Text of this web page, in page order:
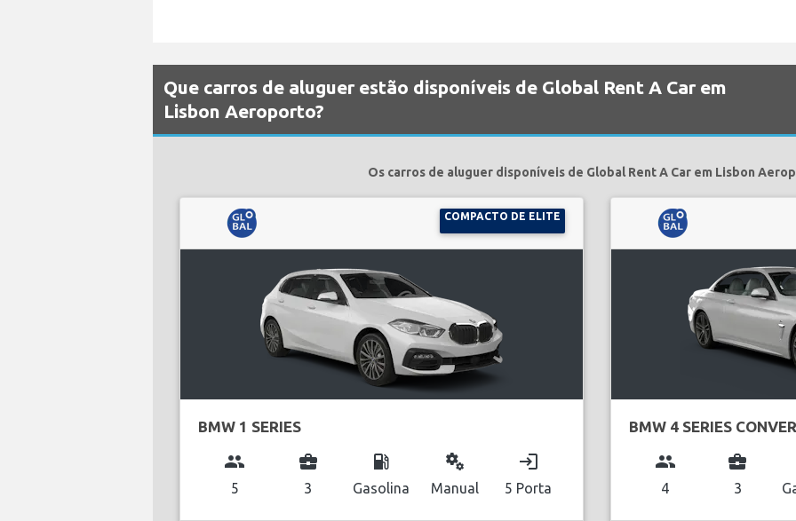
Que carros de aluguer estão disponíveis de Global Rent A Car em
Lisbon Aeroporto?
Os carros de aluguer disponíveis de Global Rent A Car em Lisbon
COMPACTO DE ELITE
BMW 1 SERIES
group
5
business_center
3
local_gas_station
Gasolina
miscellaneous_services
Manual
login
5 Porta
BMW 4 SERIES
group
4
business_center
3